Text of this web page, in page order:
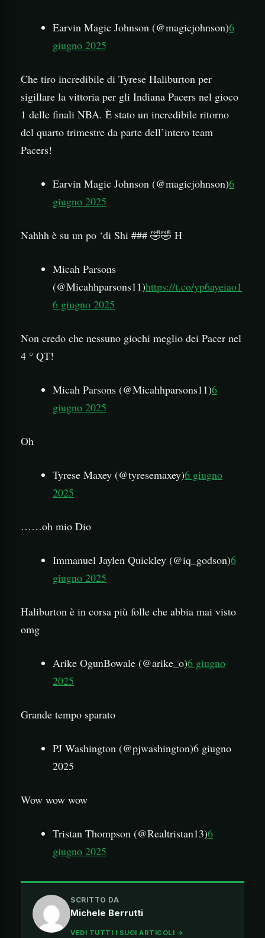
Earvin Magic Johnson (@magicjohnson)6
giugno 2025
Che tiro incredibile di Tyrese Haliburton per
sigillare la vittoria per gli Indiana Pacers nel gioco
1 delle finali NBA. È stato un incredibile ritorno
del quarto trimestre da parte dell’intero team
Pacers!
Earvin Magic Johnson (@magicjohnson)6
giugno 2025
Nahhh è su un po ‘di Shi ### 🤣🤣 H
Micah Parsons
(@Micahhparsons11)https://t.co/yp6ayeiao1
6 giugno 2025
Non credo che nessuno giochi meglio dei Pacer nel
4 ° QT!
Micah Parsons (@Micahhparsons11)6
giugno 2025
Oh
Tyrese Maxey (@tyresemaxey)6 giugno
2025
……oh mio Dio
Immanuel Jaylen Quickley (@iq_godson)6
giugno 2025
Haliburton è in corsa più folle che abbia mai visto
omg
Arike OgunBowale (@arike_o)6 giugno
2025
Grande tempo sparato
PJ Washington (@pjwashington)6 giugno
2025
Wow wow wow
Tristan Thompson (@Realtristan13)6
giugno 2025
SCRITTO DA
Michele Berrutti
VEDI TUTTI I SUOI ARTICOLI →